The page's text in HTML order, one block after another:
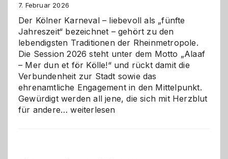
7. Februar 2026
Der Kölner Karneval – liebevoll als „fünfte
Jahreszeit“ bezeichnet – gehört zu den
lebendigsten Traditionen der Rheinmetropole.
Die Session 2026 steht unter dem Motto „Alaaf
– Mer dun et för Kölle!“ und rückt damit die
Verbundenheit zur Stadt sowie das
ehrenamtliche Engagement in den Mittelpunkt.
Gewürdigt werden all jene, die sich mit Herzblut
für andere…Kölner
weiterlesen